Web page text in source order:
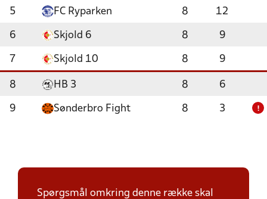
5 FC Ryparken 8 12
6 Skjold 6 8 9
7 Skjold 10 8 9
8 HB 3 8 6
9 Sønderbro Fight 8 3 !
Spørgsmål omkring denne række skal